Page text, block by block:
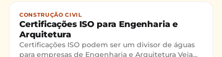
CONSTRUÇÃO CIVIL
Certificações ISO para Engenharia e
Arquitetura
Certificações ISO podem ser um divisor de águas
para empresas de Engenharia e Arquitetura Veja